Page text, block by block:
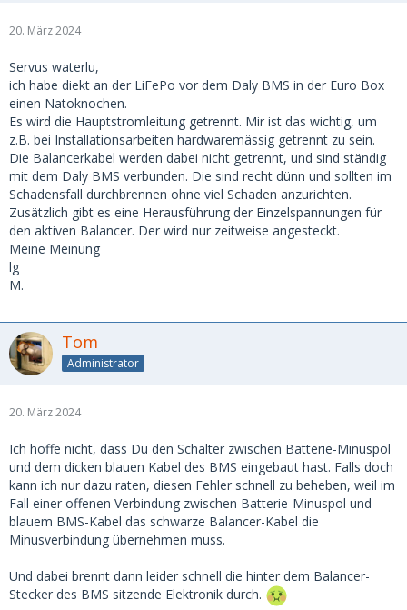
20. März 2024
Servus waterlu,
ich habe diekt an der LiFePo vor dem Daly BMS in der Euro Box
einen Natoknochen.
Es wird die Hauptstromleitung getrennt. Mir ist das wichtig, um
z.B. bei Installationsarbeiten hardwaremässig getrennt zu sein.
Die Balancerkabel werden dabei nicht getrennt, und sind ständig
mit dem Daly BMS verbunden. Die sind recht dünn und sollten im
Schadensfall durchbrennen ohne viel Schaden anzurichten.
Zusätzlich gibt es eine Herausführung der Einzelspannungen für
den aktiven Balancer. Der wird nur zeitweise angesteckt.
Meine Meinung
lg
M.
Tom
Administrator
20. März 2024
Ich hoffe nicht, dass Du den Schalter zwischen Batterie-Minuspol
und dem dicken blauen Kabel des BMS eingebaut hast. Falls doch
kann ich nur dazu raten, diesen Fehler schnell zu beheben, weil im
Fall einer offenen Verbindung zwischen Batterie-Minuspol und
blauem BMS-Kabel das schwarze Balancer-Kabel die
Minusverbindung übernehmen muss.
Und dabei brennt dann leider schnell die hinter dem Balancer-
Stecker des BMS sitzende Elektronik durch.